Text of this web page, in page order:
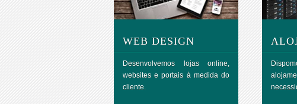
WEB DESIGN
Desenvolvemos lojas online,
websites e portais à medida do
cliente.